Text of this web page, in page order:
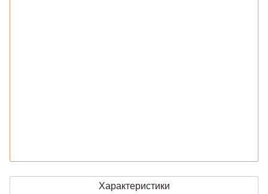
Характеристики